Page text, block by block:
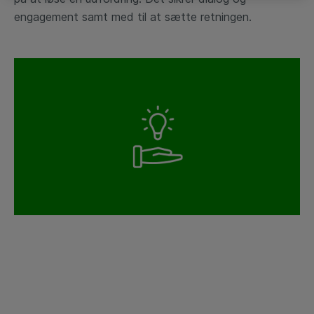
engagement samt med til at sætte retningen.